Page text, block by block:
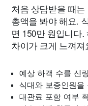
처음 상담받을 때는
총액을 봐야 해요.
면 150만 원입니다
차이가 크게 느껴져
예상 하객 수를 신
식대와 보증인원을
대관료 포함 여부